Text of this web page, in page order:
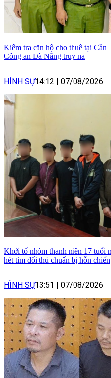
Kiểm tra căn hộ cho thuê tại Cần
Công an Đà Nẵng truy nã
HÌNH SỰ14:12 | 07/08/2026
Khởi tố nhóm thanh niên 17 tuổi
hét tìm đối thủ chuẩn bị hỗn chiến
HÌNH SỰ13:51 | 07/08/2026